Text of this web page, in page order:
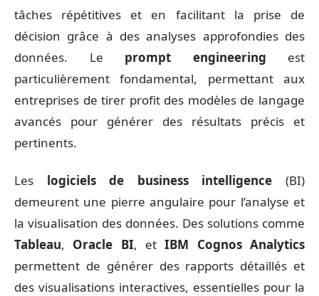
tâches répétitives et en facilitant la prise de
décision grâce à des analyses approfondies des
données. Le prompt engineering est
particulièrement fondamental, permettant aux
entreprises de tirer profit des modèles de langage
avancés pour générer des résultats précis et
pertinents.
Les logiciels de business intelligence (BI)
demeurent une pierre angulaire pour l’analyse et
la visualisation des données. Des solutions comme
Tableau, Oracle BI, etIBM Cognos Analytics
permettent de générer des rapports détaillés et
des visualisations interactives, essentielles pour la